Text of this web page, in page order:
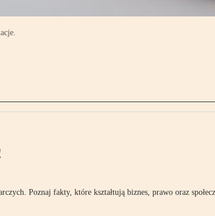
Poznaj fakty, które kształtują biznes, prawo oraz